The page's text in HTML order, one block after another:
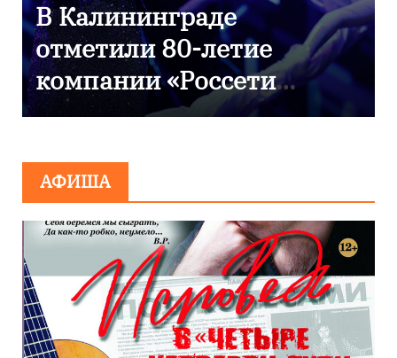
9 Мая — День Победы!
АФИША